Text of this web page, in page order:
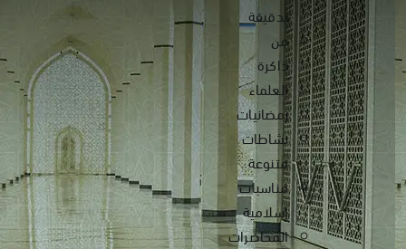
بدقيقة
من
ذاكرة
العلماء
رمضانيات
نشاطات
متنوعة
مناسبات
إسلامية
المحاضرات